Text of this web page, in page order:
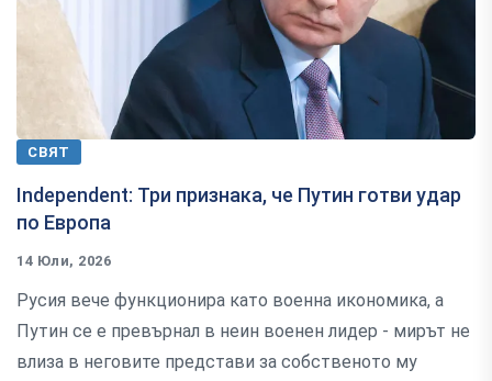
СВЯТ
Independent: Три признака, че Путин готви удар
по Европа
14 Юли, 2026
Русия вече функционира като военна икономика, а
Путин се е превърнал в неин военен лидер - мирът не
влиза в неговите представи за собственото му